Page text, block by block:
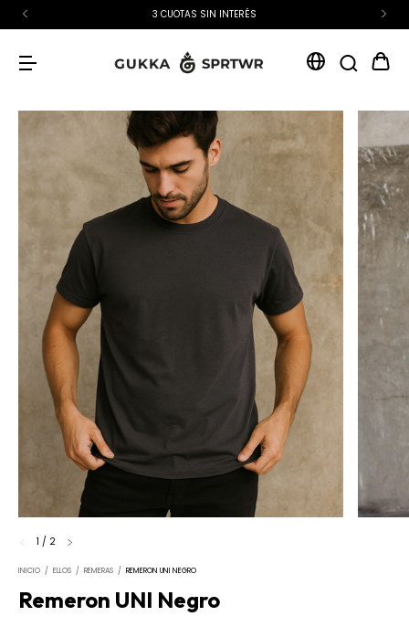
15% OFF EXTRA CON TRANSFERENCIA
1 / 2
INICIO / ELLOS / REMERAS / REMERON UNI NEGRO
Remeron UNI Negro